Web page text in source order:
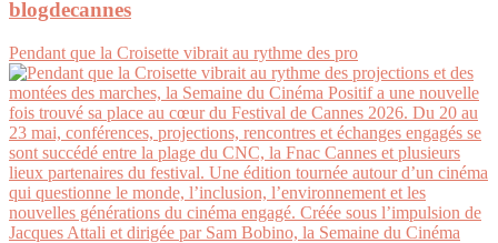
blogdecannes
Pendant que la Croisette vibrait au rythme des pro